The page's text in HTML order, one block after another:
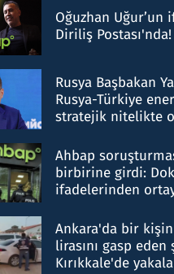
Oğuzhan Uğur’un
Diriliş Postası'nda!
Rusya Başbakan
Rusya-Türkiye
stratejik nitelikte
Ahbap
birbirine girdi:
ifadelerinden
Ankara'da bir
lirasını gasp
Kırıkkale'de